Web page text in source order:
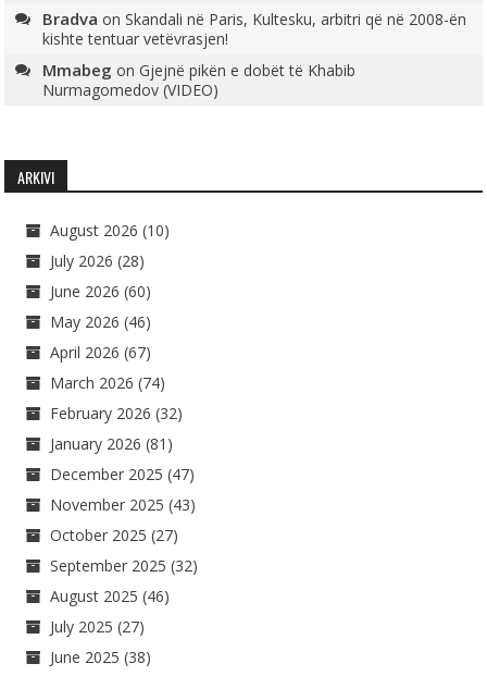
Bradva onSkandali në Paris, Kultesku, arbitri që në 2008-ën
kishte tentuar vetëvrasjen!
Mmabeg onGjejnë pikën e dobët të Khabib
Nurmagomedov (VIDEO)
ARKIVI
August 2026 (10)
July 2026 (28)
June 2026 (60)
May 2026 (46)
April 2026 (67)
March 2026 (74)
February 2026 (32)
January 2026 (81)
December 2025 (47)
November 2025 (43)
October 2025 (27)
September 2025 (32)
August 2025 (46)
July 2025 (27)
June 2025 (38)